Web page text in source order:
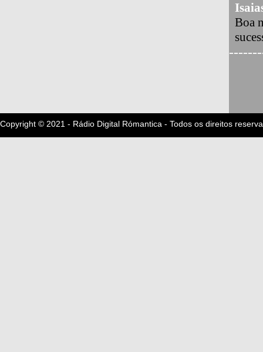
Boa
Copyright © 2021 - Rádio Digital Rómantica - Todos os direitos